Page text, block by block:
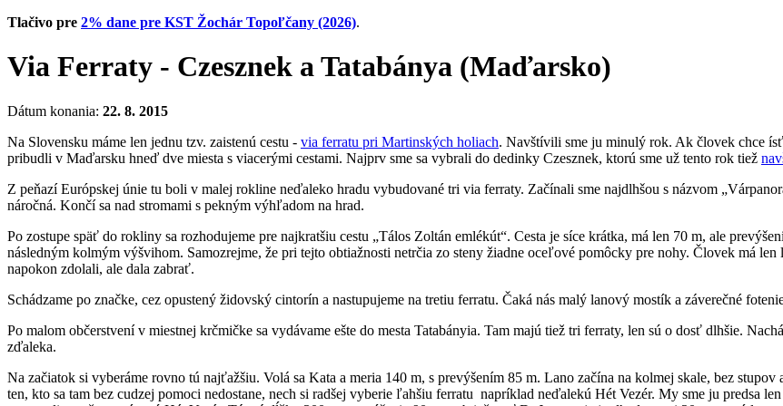
Tlačivo pre 2% dane pre KST Žochár Topoľčany (2026).
Via Ferraty - Czesznek a Tatabánya (Maďarsko)
Dátum konania: 22. 8. 2015
Na Slovensku máme len jednu tzv. zaistenú cestu ­- via ferratu pri Martinských holiach. Navštívili sme ju minulý rok. Ak človek chce
pribudli v Maďarsku hneď dve miesta s viacerými cestami. Najprv sme sa vybrali do dedinky Czesznek, ktorú sme už tento rok tiež
Z peňazí Európskej únie tu boli v malej rokline neďaleko hradu vybudované tri via ferraty. Začínali sme najdlhšou s názvom
náročná. Končí sa nad stromami s pekným výhľadom na hrad.
Po zostupe späť do rokliny sa rozhodujeme pre najkratšiu cestu „Tálos Zoltán emlékút“. Cesta je síce krátka, má len 70 m, ale
následným kolmým výšvihom. Samozrejme, že pri tejto obtiažnosti netrčia zo steny žiadne oceľové pomôcky pre nohy. Človek má
napokon zdolali, ale dala zabrať.
Schádzame po značke, cez opustený židovský cintorín a nastupujeme na tretiu ferratu. Čaká nás malý lanový mostík a záverečné
Po malom občerstvení v miestnej krčmičke sa vydávame ešte do mesta Tatabányia. Tam majú tiež tri ferraty, len sú o dosť dlhšie.
zďaleka.
Na začiatok si vyberáme rovno tú najťažšiu. Volá sa Kata a meria 140 m, s prevýšením 85 m. Lano začína na kolmej skale, bez
ten, kto sa tam bez cudzej pomoci nedostane, nech si radšej vyberie ľahšiu ferratu ­ napríklad neďalekú Hét Vezér. My sme ju predsa